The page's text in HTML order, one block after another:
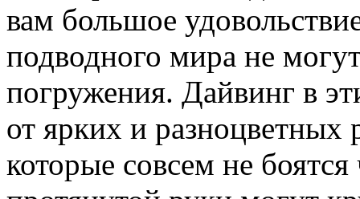
вам большое
подводного мира не
погружения. Дайвинг в
от ярких и
которые совсем не